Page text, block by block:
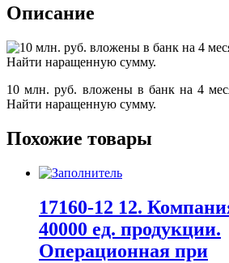
Описание
10 млн. руб. вложены в банк на 4
Найти наращенную сумму.
Похожие товары
17160-12 12.
40000 ед. продукции.
Операционная при